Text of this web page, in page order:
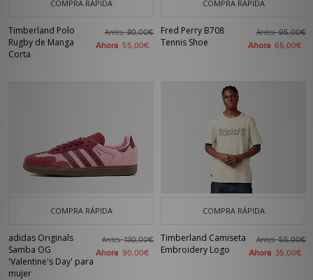
COMPRA RÁPIDA
Timberland Polo
Rugby de Manga
Corta
Antes80,00€
Ahora 55,00€
COMPRA RÁPIDA
Fred Perry B708
Tennis Shoe
Antes95,00€
Ahora 65,00€
COMPRA RÁPIDA
adidas Originals
Samba OG
'Valentine's Day' para
mujer
Antes130,00€
Ahora 90,00€
COMPRA RÁPIDA
Timberland Camiseta
Embroidery Logo
Antes55,00€
Ahora 35,00€